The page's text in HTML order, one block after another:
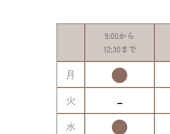
9:00から
12:30まで
月 ●
火 -
水 ●